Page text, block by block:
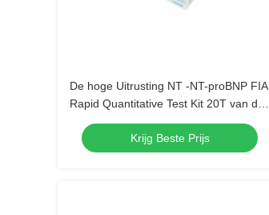
De hoge Uitrusting NT -NT-proBNP FIA
Rapid Quantitative Test Kit 20T van de
Stabiliteitspoct Test
Krijg Beste Prijs